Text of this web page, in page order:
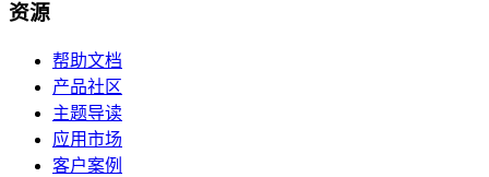
资源
帮助文档
产品社区
主题导读
应用市场
客户案例